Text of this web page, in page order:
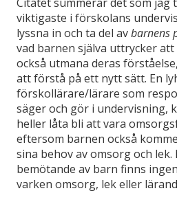
viktigaste i förskolans
lyssna in och ta del avbarnens
vad barnen själva uttrycker
också utmana deras
att förstå på ett nytt sätt. En
förskollärare/lärare som
säger och gör i undervisning,
heller låta bli att vara
eftersom barnen också
sina behov av omsorg och
bemötande av barn finns
varken omsorg, lek eller